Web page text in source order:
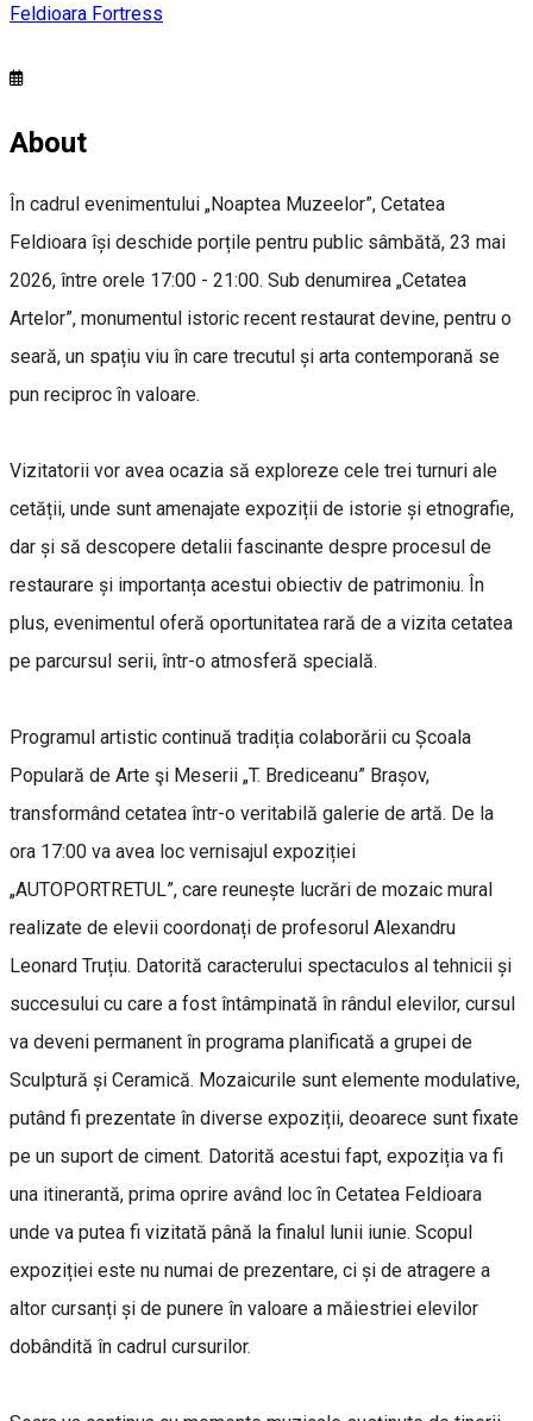
Feldioara Fortress
About
În cadrul evenimentului „Noaptea Muzeelor”, Cetatea
Feldioara își deschide porțile pentru public sâmbătă, 23 mai
2026, între orele 17:00 - 21:00. Sub denumirea „Cetatea
Artelor”, monumentul istoric recent restaurat devine, pentru o
seară, un spațiu viu în care trecutul și arta contemporană se
pun reciproc ȋn valoare.
Vizitatorii vor avea ocazia să exploreze cele trei turnuri ale
cetății, unde sunt amenajate expoziții de istorie și etnografie,
dar și să descopere detalii fascinante despre procesul de
restaurare și importanța acestui obiectiv de patrimoniu. În
plus, evenimentul oferă oportunitatea rară de a vizita cetatea
pe parcursul serii, într-o atmosferă specială.
Programul artistic continuă tradiția colaborării cu Școala
Populară de Arte şi Meserii „T. Brediceanu” Brașov,
transformând cetatea într-o veritabilă galerie de artă. De la
ora 17:00 va avea loc vernisajul expoziției
„AUTOPORTRETUL”, care reunește lucrări de mozaic mural
realizate de elevii coordonați de profesorul Alexandru
Leonard Truțiu. Datorită caracterului spectaculos al tehnicii și
succesului cu care a fost întâmpinată în rândul elevilor, cursul
va deveni permanent în programa planificată a grupei de
Sculptură și Ceramică. Mozaicurile sunt elemente modulative,
putând fi prezentate în diverse expoziții, deoarece sunt fixate
pe un suport de ciment. Datorită acestui fapt, expoziția va fi
una itinerantă, prima oprire având loc ȋn Cetatea Feldioara
unde va putea fi vizitată până la finalul lunii iunie. Scopul
expoziției este nu numai de prezentare, ci și de atragere a
altor cursanți și de punere în valoare a măiestriei elevilor
dobândită în cadrul cursurilor.